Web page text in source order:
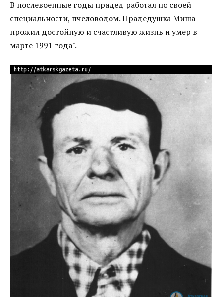
В послевоенные годы прадед работал по своей
специальности, пчеловодом. Прадедушка Миша
прожил достойную и счастливую жизнь и умер в
марте 1991 года".